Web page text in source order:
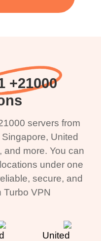
servers from
United
and more. You can
under one
secure, and
Turbo VPN.